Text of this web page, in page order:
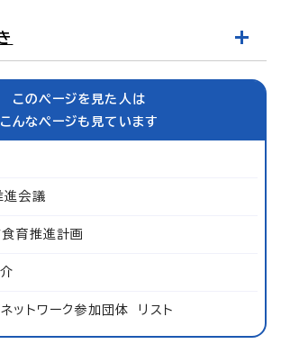
このページを見た人は
こんなページも見ています
進会議
育推進計画
ットワーク参加団体 リスト